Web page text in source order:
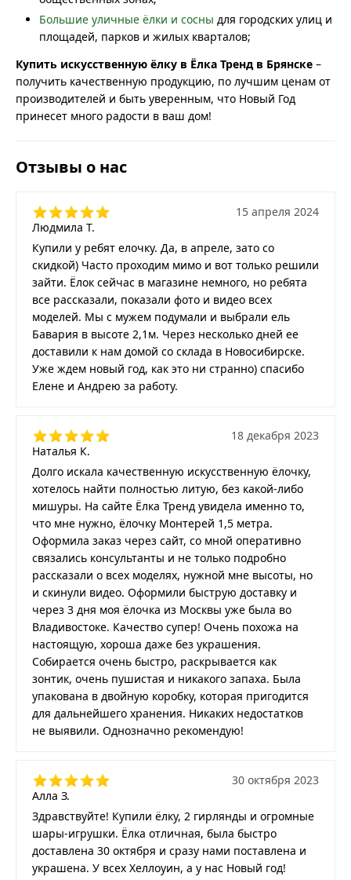
Большие уличные ёлки и сосны для городских улиц и
площадей, парков и жилых кварталов;
Купить искусственную ёлку в Ёлка Тренд в Брянске –
получить качественную продукцию, по лучшим ценам от
производителей и быть уверенным, что Новый Год
принесет много радости в ваш дом!
Отзывы о нас
Людмила Т.
15 апреля 2024
Купили у ребят елочку. Да, в апреле, зато со
скидкой) Часто проходим мимо и вот только решили
зайти. Ёлок сейчас в магазине немного, но ребята
все рассказали, показали фото и видео всех
моделей. Мы с мужем подумали и выбрали ель
Бавария в высоте 2,1м. Через несколько дней ее
доставили к нам домой со склада в Новосибирске.
Уже ждем новый год, как это ни странно) спасибо
Елене и Андрею за работу.
Наталья К.
18 декабря 2023
Долго искала качественную искусственную ёлочку,
хотелось найти полностью литую, без какой-либо
мишуры. На сайте Ёлка Тренд увидела именно то,
что мне нужно, ёлочку Монтерей 1,5 метра.
Оформила заказ через сайт, со мной оперативно
связались консультанты и не только подробно
рассказали о всех моделях, нужной мне высоты, но
и скинули видео. Оформили быструю доставку и
через 3 дня моя ёлочка из Москвы уже была во
Владивостоке. Качество супер! Очень похожа на
настоящую, хороша даже без украшения.
Собирается очень быстро, раскрывается как
зонтик, очень пушистая и никакого запаха. Была
упакована в двойную коробку, которая пригодится
для дальнейшего хранения. Никаких недостатков
не выявили. Однозначно рекомендую!
Алла З.
30 октября 2023
Здравствуйте! Купили ёлку, 2 гирлянды и огромные
шары-игрушки. Ёлка отличная, была быстро
доставлена 30 октября и сразу нами поставлена и
украшена. У всех Хеллоуин, а у нас Новый год!